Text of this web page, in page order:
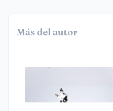
Más del autor